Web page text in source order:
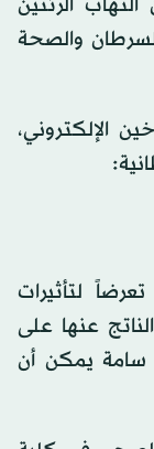
والصحة
الإلكتروني،
لتأثيرات
عنها على
سامة يمكن أن